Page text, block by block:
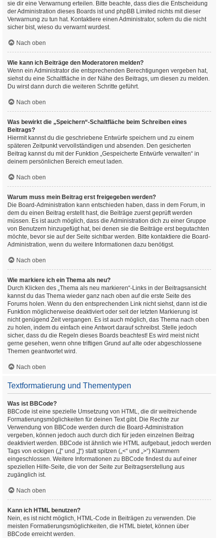
sie dir eine Verwarnung erteilen. Bitte beachte, dass dies die Entscheidung
der Administration dieses Boards ist und phpBB Limited nichts mit dieser
Verwarnung zu tun hat. Kontaktiere einen Administrator, sofern du die nicht
sicher bist, wieso du verwarnt wurdest.
Nach oben
Wie kann ich Beiträge den Moderatoren melden?
Wenn ein Administrator die entsprechenden Berechtigungen vergeben hat,
siehst du eine Schaltfläche in der Nähe des Beitrags, um diesen zu melden.
Du wirst dann durch die weiteren Schritte geführt.
Nach oben
Was bewirkt die „Speichern“-Schaltfläche beim Schreiben eines
Beitrags?
Hiermit kannst du die geschriebene Entwürfe speichern und zu einem
späteren Zeitpunkt vervollständigen und absenden. Den gesicherten
Beitrag kannst du mit der Funktion „Gespeicherte Entwürfe verwalten“ in
deinem persönlichen Bereich erneut laden.
Nach oben
Warum muss mein Beitrag erst freigegeben werden?
Die Board-Administration kann entschieden haben, dass in dem Forum, in
dem du einen Beitrag erstellt hast, die Beiträge zuerst geprüft werden
müssen. Es ist auch möglich, dass die Administration dich zu einer Gruppe
von Benutzern hinzugefügt hat, bei denen sie die Beiträge erst begutachten
möchte, bevor sie auf der Seite sichtbar werden. Bitte kontaktiere die Board-
Administration, wenn du weitere Informationen dazu benötigst.
Nach oben
Wie markiere ich ein Thema als neu?
Durch Klicken des „Thema als neu markieren“-Links in der Beitragsansicht
kannst du das Thema wieder ganz nach oben auf die erste Seite des
Forums holen. Wenn du den entsprechenden Link nicht siehst, dann ist die
Funktion möglicherweise deaktiviert oder seit der letzten Markierung ist
nicht genügend Zeit vergangen. Es ist auch möglich, das Thema nach oben
zu holen, indem du einfach eine Antwort darauf schreibst. Stelle jedoch
sicher, dass du die Regeln dieses Boards beachtest! Es wird meist nicht
gerne gesehen, wenn ohne triftigen Grund auf alte oder abgeschlossene
Themen geantwortet wird.
Nach oben
Textformatierung und Thementypen
Was ist BBCode?
BBCode ist eine spezielle Umsetzung von HTML, die dir weitreichende
Formatierungsmöglichkeiten für deinen Text gibt. Die Rechte zur
Verwendung von BBCode werden durch die Board-Administration
vergeben, können jedoch auch durch dich für jeden einzelnen Beitrag
deaktiviert werden. BBCode ist ähnlich wie HTML aufgebaut, jedoch werden
Tags von eckigen („[“ und „]“) statt spitzen („<“ und „>“) Klammern
eingeschlossen. Weitere Informationen zu BBCode findest du auf einer
speziellen Hilfe-Seite, die von der Seite zur Beitragserstellung aus
zugänglich ist.
Nach oben
Kann ich HTML benutzen?
Nein, es ist nicht möglich, HTML-Code in Beiträgen zu verwenden. Die
meisten Formatierungsmöglichkeiten, die HTML bietet, können über
BBCode erreicht werden.